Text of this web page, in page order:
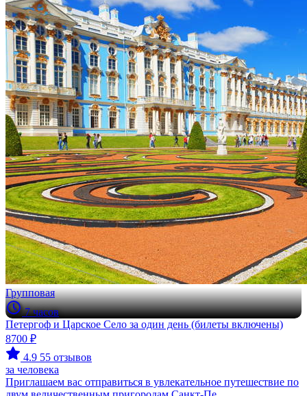
Групповая
7 часов
Петергоф и Царское Село за один день (билеты включены)
8700 ₽
4.9 55 отзывов
за человека
Приглашаем вас отправиться в увлекательное путешествие по